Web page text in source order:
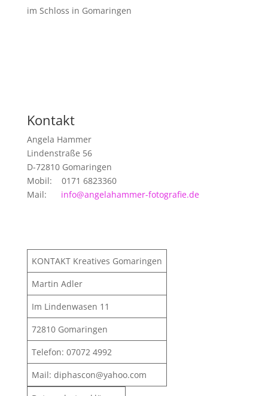
im Schloss in Gomaringen
Kontakt
Angela Hammer
Lindenstraße 56
D-72810 Gomaringen
Mobil: 0171 6823360
Mail: info@angelahammer-fotografie.de
KONTAKT Kreatives Gomaringen
Martin Adler
Im Lindenwasen 11
72810 Gomaringen
Telefon: 07072 4992
Mail: diphascon@yahoo.com